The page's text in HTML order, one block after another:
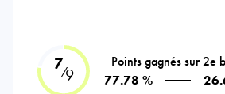
7⁄9
Points gagnés sur 2e
77.78 %